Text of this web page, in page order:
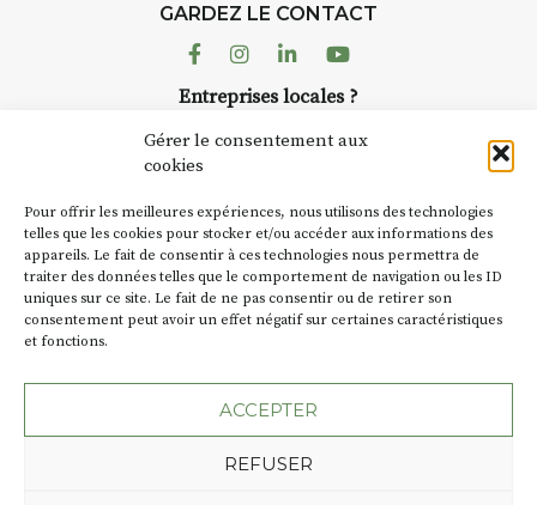
Gérer le consentement aux
cookies
Pour offrir les meilleures expériences, nous utilisons des technologies
telles que les cookies pour stocker et/ou accéder aux informations des
appareils. Le fait de consentir à ces technologies nous permettra de
traiter des données telles que le comportement de navigation ou les ID
uniques sur ce site. Le fait de ne pas consentir ou de retirer son
consentement peut avoir un effet négatif sur certaines caractéristiques
et fonctions.
ACCEPTER
REFUSER
GARDEZ LE CONTACT
FacebookInstagram
LinkedinYoutube
Entreprises locales ?
Suivez toute l'actu de Strada